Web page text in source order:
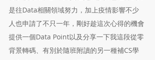
是往Data相關領域努力，加上疫情影響不少
人也申請了不只一年，剛好趁這次心得的機會
提供一個Data Point以及分享一下我這段從零
背景轉碼、有別於隨班附讀的另一種補CS學